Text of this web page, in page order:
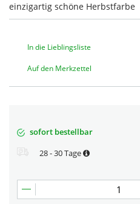
einzigartig schöne Herbstfarbe
In die Lieblingsliste
Auf den Merkzettel
sofort bestellbar
28 - 30 Tage